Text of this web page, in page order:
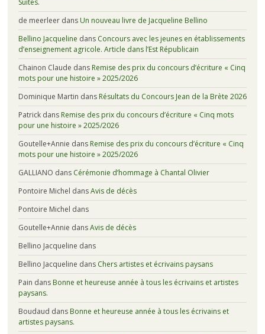
de meerleerdans Un nouveau livre de Jacqueline Bellino
Bellino Jacqueline dans Concours avec les jeunes en établissements
d’enseignement agricole. Article dans l’Est Républicain
Chainon Claude dans Remise des prix du concours d’écriture « Cinq
mots pour une histoire » 2025/2026
Dominique Martin dans Résultats du Concours Jean de la Brète 2026
Patrickdans Remise des prix du concours d’écriture « Cinq mots
pour une histoire » 2025/2026
Goutelle+Annie dans Remise des prix du concours d’écriture « Cinq
mots pour une histoire » 2025/2026
GALLIANO dans Cérémonie d’hommage à Chantal Olivier
Pontoire Michel dansAvis de décès
Pontoire Michel dans
Goutelle+Annie dansAvis de décès
Bellino Jacqueline dans
Bellino Jacqueline dans Chers artistes et écrivains paysans
Pain dans Bonne et heureuse année à tous les écrivains et artistes
paysans.
Boudaud dans Bonne et heureuse année à tous les écrivains et
artistes paysans.